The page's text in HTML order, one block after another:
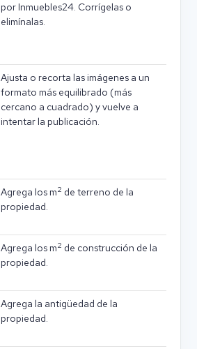
por Inmuebles24. Corrígelas o
elimínalas.
Ajusta o recorta las imágenes a un
formato más equilibrado (más
cercano a cuadrado) y vuelve a
intentar la publicación.
Agrega los m2 de terreno de la
propiedad.
Agrega los m2 de construcción de la
propiedad.
Agrega la antigüedad de la
propiedad.